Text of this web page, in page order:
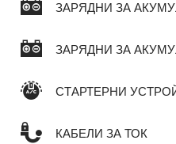
ЗАРЯДНИ ЗА
ЗАРЯДНИ ЗА
СТАРТЕРНИ
КАБЕЛИ ЗА ТОК